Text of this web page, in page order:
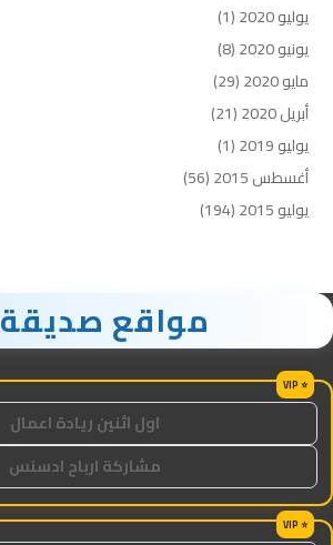
يوليو 2020
(1)
يونيو 2020
(8)
مايو 2020
(29)
أبريل 2020
(21)
يوليو 2019
(1)
أغسطس 2015
(56)
يوليو 2015
(194)
مواقع صديقة
اول اثنين ريادة اعمال
مشاركة ارباح ادسنس